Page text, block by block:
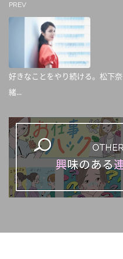
PREV
好きなことをやり続ける。松下奈
緒...